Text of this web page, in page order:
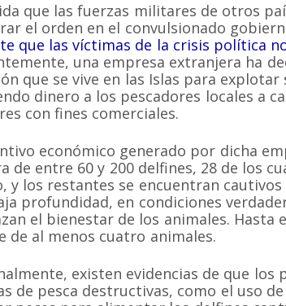
que las fuerzas militares de otros
el orden en el convulsionado
que las víctimas de la crisis política
una empresa extranjera ha
que se vive en las Islas para
dinero a los pescadores locales a
con fines comerciales.
económico generado por dicha
de entre 60 y 200 delfines, 28 de los
y los restantes se encuentran
profundidad, en condiciones
el bienestar de los animales.
de al menos cuatro animales.
existen evidencias de que los
de pesca destructivas, como el uso